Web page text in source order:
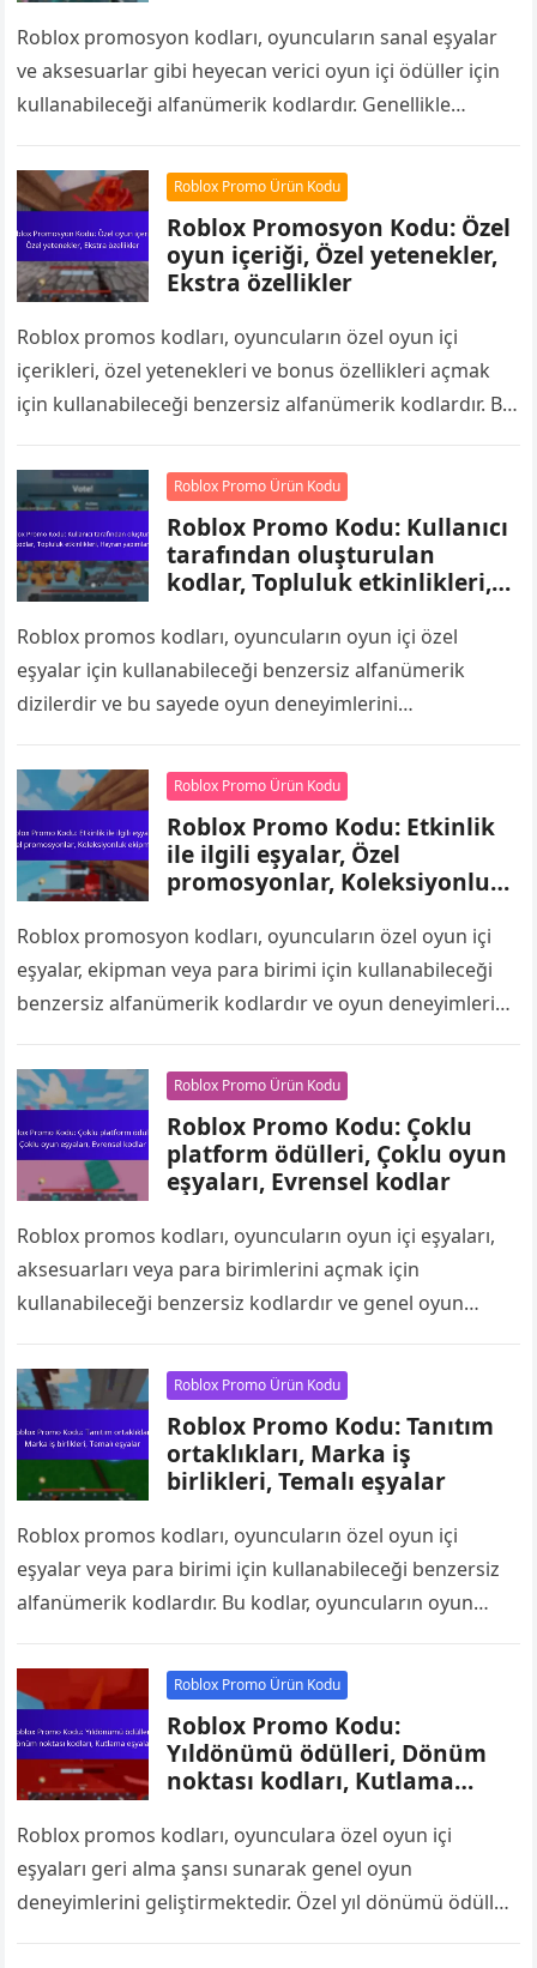
Roblox promosyon kodları, oyuncuların sanal eşyalar
ve aksesuarlar gibi heyecan verici oyun içi ödüller için
kullanabileceği alfanümerik kodlardır. Genellikle
platformları…
Roblox Promo Ürün Kodu
Roblox Promosyon Kodu: Özel
oyun içeriği, Özel yetenekler,
Ekstra özellikler
Roblox promos kodları, oyuncuların özel oyun içi
içerikleri, özel yetenekleri ve bonus özellikleri açmak
için kullanabileceği benzersiz alfanümerik kodlardır. Bu
uygulamasında…
Roblox Promo Ürün Kodu
Roblox Promo Kodu: Kullanıcı
tarafından oluşturulan
kodlar, Topluluk etkinlikleri,
Roblox promos kodları, oyuncuların oyun içi özel
eşyalar için kullanabileceği benzersiz alfanümerik
dizilerdir ve bu sayede oyun deneyimlerini
ortaklıklar sırasında yayımlanan bu…
Roblox Promo Ürün Kodu
Roblox Promo Kodu: Etkinlik
ile ilgili eşyalar, Özel
promosyonlar, Koleksiyonluk
Roblox promosyon kodları, oyuncuların özel oyun içi
eşyalar, ekipman veya para birimi için kullanabileceği
benzersiz alfanümerik kodlardır ve oyun deneyimlerini
mevsimsel promosyonlarla…
Roblox Promo Ürün Kodu
Roblox Promo Kodu: Çoklu
platform ödülleri, Çoklu oyun
eşyaları, Evrensel kodlar
Roblox promos kodları, oyuncuların oyun içi eşyaları,
aksesuarları veya para birimlerini açmak için
kullanabileceği benzersiz kodlardır ve genel oyun
PC, mobil ve…
Roblox Promo Ürün Kodu
Roblox Promo Kodu: Tanıtım
ortaklıkları, Marka iş
birlikleri, Temalı eşyalar
Roblox promos kodları, oyuncuların özel oyun içi
eşyalar veya para birimi için kullanabileceği benzersiz
alfanümerik kodlardır. Bu kodlar, oyuncuların oyun
sağlamalarına olanak…
Roblox Promo Ürün Kodu
Roblox Promo Kodu:
Yıldönümü ödülleri, Dönüm
noktası kodları, Kutlama
Roblox promos kodları, oyunculara özel oyun içi
eşyaları geri alma şansı sunarak genel oyun
deneyimlerini geliştirmektedir. Özel yıl dönümü ödülleri